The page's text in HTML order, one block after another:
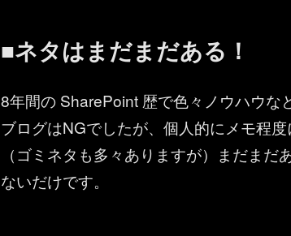
■ネタはまだまだある！
8年間の SharePoint 歴で色々ノウハウな
ブログはNGでしたが、個人的にメモ程
（ゴミネタも多々ありますが）まだま
ないだけです。